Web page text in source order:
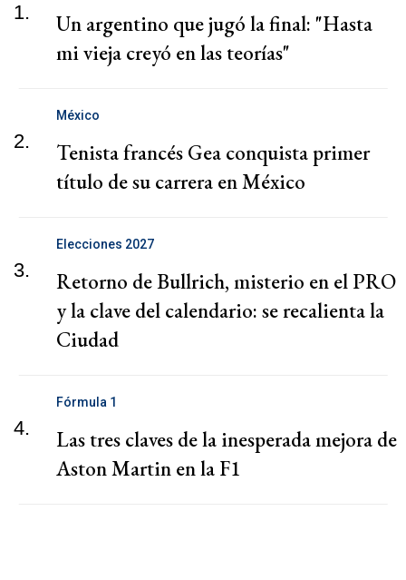
1.
Un argentino que jugó la final: "Hasta
mi vieja creyó en las teorías"
2.
México
Tenista francés Gea conquista primer
título de su carrera en México
3.
Elecciones 2027
Retorno de Bullrich, misterio en el PRO
y la clave del calendario: se recalienta la
Ciudad
4.
Fórmula 1
Las tres claves de la inesperada mejora de
Aston Martin en la F1